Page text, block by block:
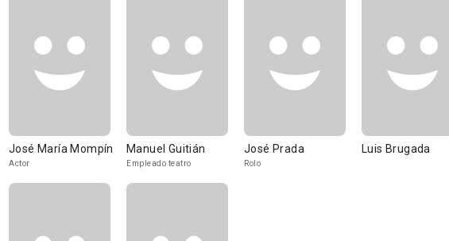
José María Mompín
Actor
Manuel Guitián
Empleado teatro
José Prada
Rolo
Luis Brugada